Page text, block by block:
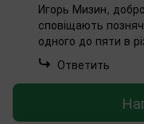
Игорь Мизин,
сповіщають
одного до пяти в
Ответить